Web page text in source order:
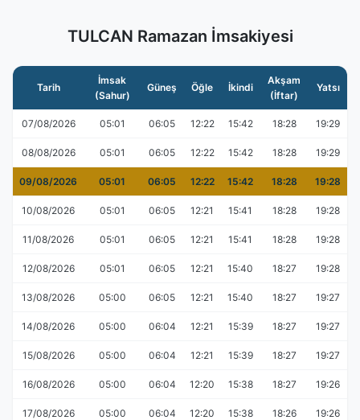
TULCAN Ramazan İmsakiyesi
Tarih
İmsak
(Sahur)
Güneş Öğle İkindi
Akşam
(İftar)
Yatsı
07/08/2026 05:01 06:05 12:22 15:42 18:28 19:29
08/08/2026 05:01 06:05 12:22 15:42 18:28 19:29
09/08/2026 05:01 06:05 12:22 15:42 18:28 19:28
10/08/2026 05:01 06:05 12:21 15:41 18:28 19:28
11/08/2026 05:01 06:05 12:21 15:41 18:28 19:28
12/08/2026 05:01 06:05 12:21 15:40 18:27 19:28
13/08/2026 05:00 06:05 12:21 15:40 18:27 19:27
14/08/2026 05:00 06:04 12:21 15:39 18:27 19:27
15/08/2026 05:00 06:04 12:21 15:39 18:27 19:27
16/08/2026 05:00 06:04 12:20 15:38 18:27 19:26
17/08/2026 05:00 06:04 12:20 15:38 18:26 19:26